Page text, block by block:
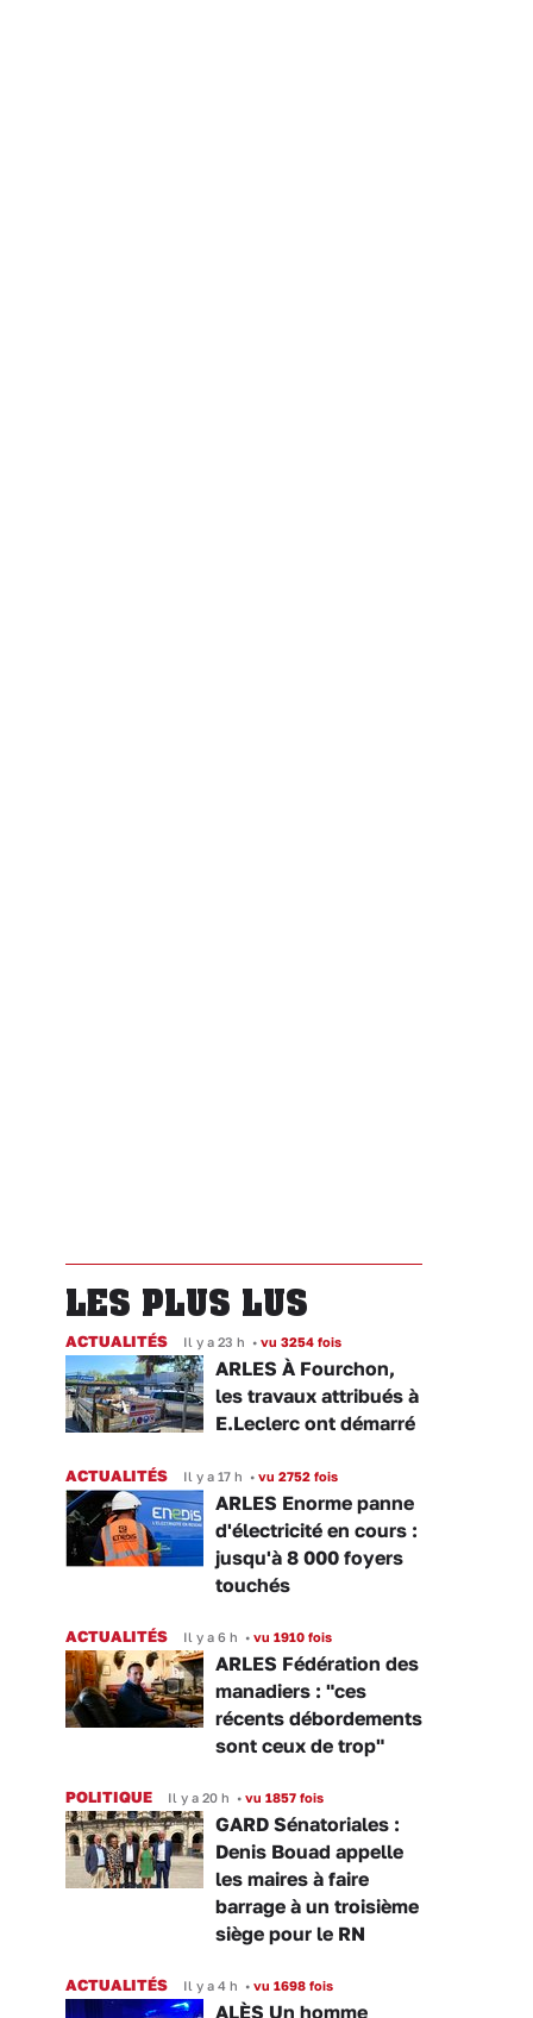
LES PLUS LUS
ACTUALITÉS Il y a 23 h • vu 3254 fois
ARLES À Fourchon,
les travaux attribués à
E.Leclerc ont démarré
ACTUALITÉS Il y a 17 h • vu 2752 fois
ARLES Enorme panne
d'électricité en cours :
jusqu'à 8 000 foyers
touchés
ACTUALITÉS Il y a 6 h • vu 1910 fois
ARLES Fédération des
manadiers : "ces
récents débordements
sont ceux de trop"
POLITIQUE Il y a 20 h • vu 1857 fois
GARD Sénatoriales :
Denis Bouad appelle
les maires à faire
barrage à un troisième
siège pour le RN
ACTUALITÉS Il y a 4 h • vu 1698 fois
ALÈS Un homme